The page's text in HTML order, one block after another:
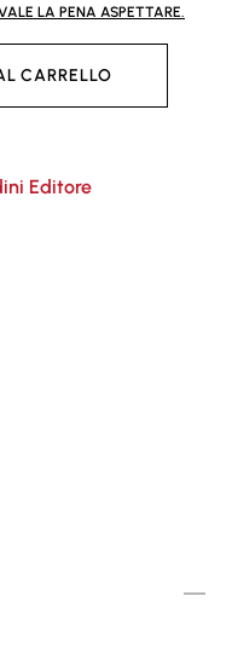
LA PENA ASPETTARE.
CARRELLO
Editore